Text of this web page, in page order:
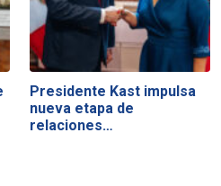
Presidente Kast impulsa
nueva etapa de
relaciones…